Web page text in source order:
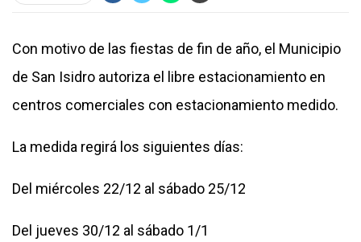
Con motivo de las fiestas de fin de año, el Municipio
de San Isidro autoriza el libre estacionamiento en
centros comerciales con estacionamiento medido.
La medida regirá los siguientes días:
Del miércoles 22/12 al sábado 25/12
Del jueves 30/12 al sábado 1/1